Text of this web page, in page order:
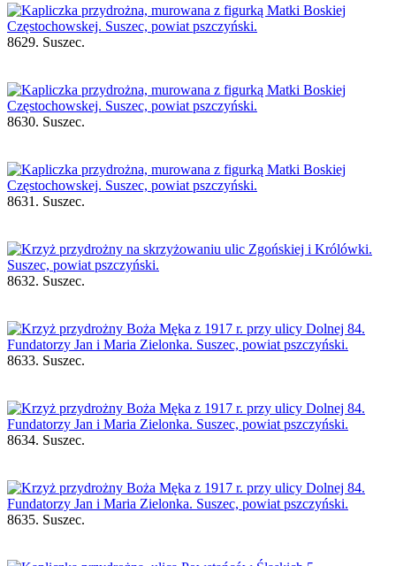
8629. Suszec.
8630. Suszec.
8631. Suszec.
8632. Suszec.
8633. Suszec.
8634. Suszec.
8635. Suszec.